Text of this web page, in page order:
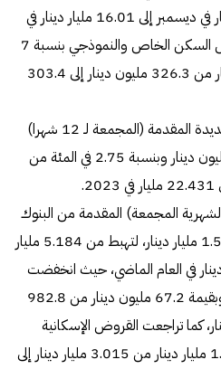
مليون دينار من 15.74 مليار دينار في ديسمبر إلى 16.01 مليار دينار في
ديسمبر الماضي، وتقلصت قروض السكن الخاص والنموذجي بنسبة 7
في المئة وبقيمة 22.9 مليون دينار من 326.3 مليون دينار إلى 303.4
وشهدت التسهيلات الائتمانية الجديدة المقدمة (المجمعة لـ 12 شهرا)
تراجعا خلال 2023 بنحو 618 مليون دينار وبنسبة 2.75 في المئة من
المجمعة) المقدمة من البنوك
بنسبة 43.1 في المئة وبقيمة 1.562 مليار دينار، لتهبط من 5.184 مليار
إلى 3.621 مليار دينار في العام الماضي، حيث انخفضت
القروض الاستهلاكية بنسبة 7.3 وبقيمة 67.2 مليون دينار من 982.8
915.6 مليون دينار، كما تراجعت القروض الإسكانية
بنسبة 59.2 في المئة وبقيمة 1.12 مليار دينار من 3.015 مليار دينار إلى